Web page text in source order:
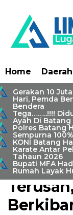
Home Daerah
Gerakan 10
Hari, Pemda
Bendera
Tega……..!!!!
Ayah Di
Polres Batang
Sempurna
KONI Batang
Karate Antar
Tahaun 2026
Bupati MFA
Rumah Layak
Home /Batanghari/
Selasa, 5 Agustus
Polsek
Bagi